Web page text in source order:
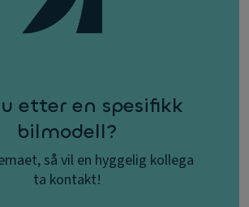
etter en spesifikk
bilmodell?
så vil en hyggelig kollega
ta kontakt!